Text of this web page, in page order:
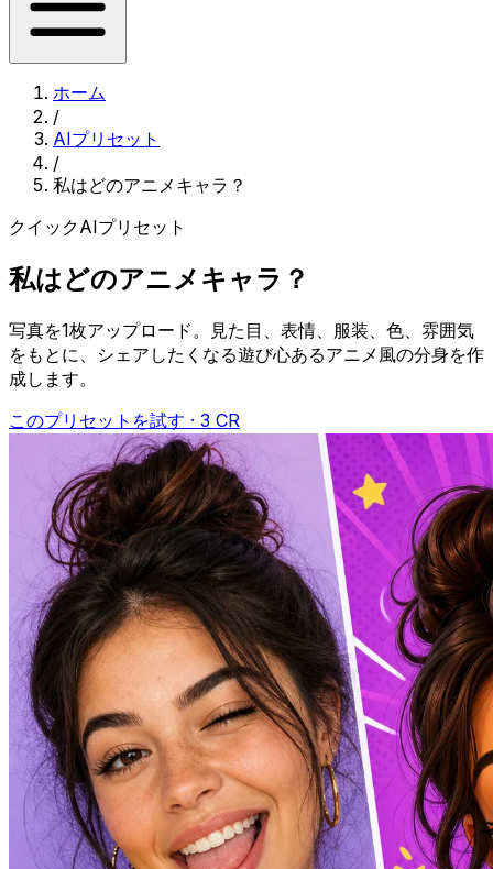
ホーム
/
AIプリセット
/
私はどのアニメキャラ？
クイックAIプリセット
私はどのアニメキャラ？
写真を1枚アップロード。見た目、表情、服装、色、雰囲気
をもとに、シェアしたくなる遊び心あるアニメ風の分身を作
成します。
このプリセットを試す · 3 CR